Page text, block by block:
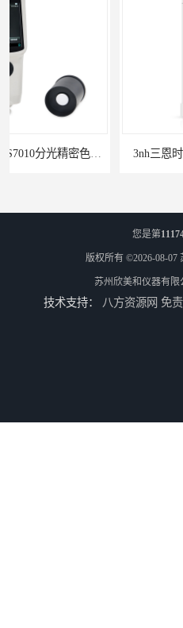
3nh三恩时基础版色差宝CR1
您是第
版权所有 ©2026-08-07
苏州欣美和仪器有限
技术支持： 八方资源网 免